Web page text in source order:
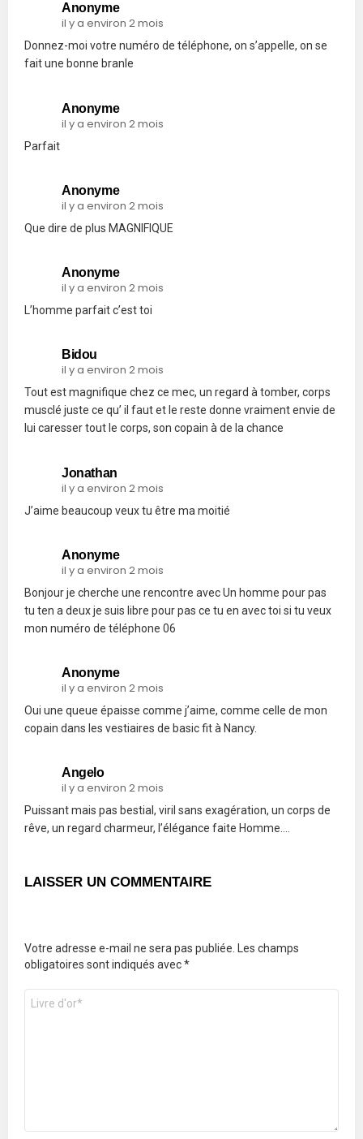
Anonyme
il y a environ 2 mois
Donnez-moi votre numéro de téléphone, on s’appelle, on se
fait une bonne branle
Anonyme
il y a environ 2 mois
Parfait
Anonyme
il y a environ 2 mois
Que dire de plus MAGNIFIQUE
Anonyme
il y a environ 2 mois
L’homme parfait c’est toi
Bidou
il y a environ 2 mois
Tout est magnifique chez ce mec, un regard à tomber, corps
musclé juste ce qu’ il faut et le reste donne vraiment envie de
lui caresser tout le corps, son copain à de la chance
Jonathan
il y a environ 2 mois
J’aime beaucoup veux tu être ma moitié
Anonyme
il y a environ 2 mois
Bonjour je cherche une rencontre avec Un homme pour pas
tu ten a deux je suis libre pour pas ce tu en avec toi si tu veux
mon numéro de téléphone 06
Anonyme
il y a environ 2 mois
Oui une queue épaisse comme j’aime, comme celle de mon
copain dans les vestiaires de basic fit à Nancy.
Angelo
il y a environ 2 mois
Puissant mais pas bestial, viril sans exagération, un corps de
rêve, un regard charmeur, l’élégance faite Homme….
LAISSER UN COMMENTAIRE
Votre adresse e-mail ne sera pas publiée.
Les champs
obligatoires sont indiqués avec*
Commentaire